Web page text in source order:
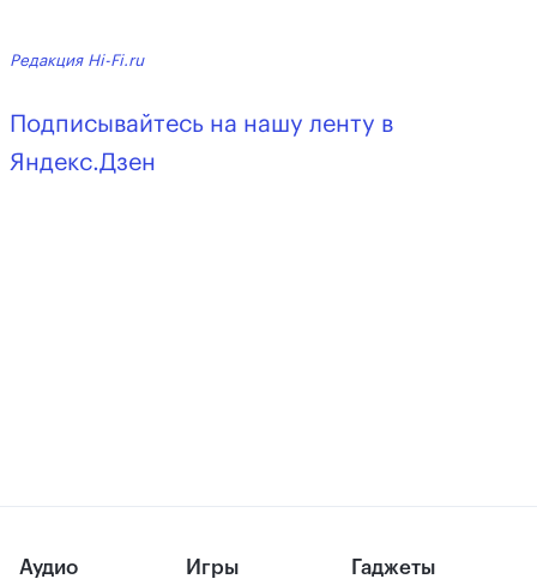
Редакция Hi-Fi.ru
Подписывайтесь на нашу ленту в
Яндекс.Дзен
Аудио Игры Гаджеты